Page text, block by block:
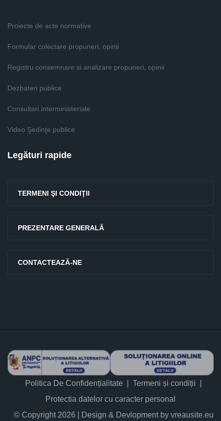
Proiecte de acte normative
Formular colectare propuneri, opinii
Registru consemnare si analizare propuneri, opinii
Dezbateri publice
Consultari interministeriale
Video Şedinţe publice
Legături rapide
TERMENI ŞI CONDIŢII
PREZENTARE GENERALĂ
CONTACTEAZĂ-NE
Politica De Confidențialitate
Termeni și condiții
Protectia datelor cu caracter personal
© Copyright 2026 | Design & Devlopment by vreausite.eu